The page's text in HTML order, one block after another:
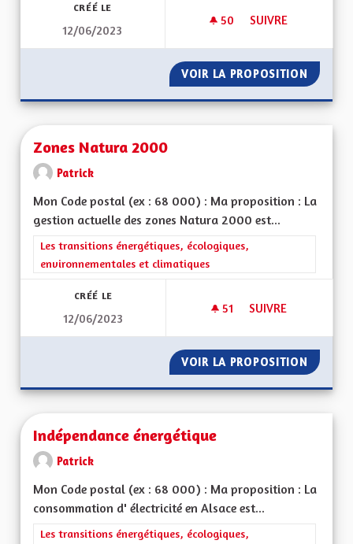
CRÉÉ LE
12/06/2023
50 50 ABONNÉS
SUIVRE
VOIR LA PROPOSITION DES
Zones Natura 2000
Patrick
Mon Code postal (ex : 68 000) : Ma proposition : La
gestion actuelle des zones Natura 2000 est...
Filtrer les résultats de la catégorie : Les transitions
Les transitions énergétiques, écologiques,
environnementales et climatiques
CRÉÉ LE
12/06/2023
51 51 ABONNÉS
SUIVRE
VOIR LA PROPOSITION
Indépendance énergétique
Patrick
Mon Code postal (ex : 68 000) : Ma proposition : La
consommation d' électricité en Alsace est...
Filtrer les résultats de la catégorie : Les transitions
Les transitions énergétiques, écologiques,